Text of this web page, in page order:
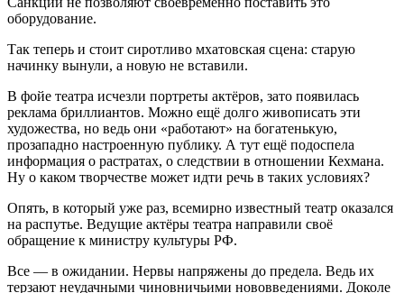
оборудование.
Так теперь и стоит сиротливо мхатовская сцена: старую
начинку вынули, а новую не вставили.
В фойе театра исчезли портреты актёров, зато появилась
реклама бриллиантов. Можно ещё долго живописать эти
художества, но ведь они «работают» на богатенькую,
прозападно настроенную публику. А тут ещё подоспела
информация о растратах, о следствии в отношении Кехмана.
Ну о каком творчестве может идти речь в таких условиях?
Опять, в который уже раз, всемирно известный театр оказался
на распутье. Ведущие актёры театра направили своё
обращение к министру культуры РФ.
Все — в ожидании. Нервы напряжены до предела. Ведь их
терзают неудачными чиновничьими нововведениями. Доколе